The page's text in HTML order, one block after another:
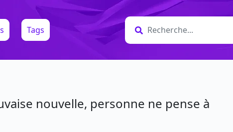
Tags
nouvelle, personne ne pense à